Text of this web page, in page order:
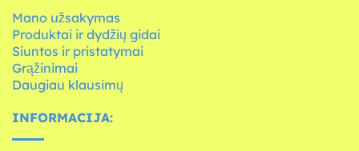
Mano užsakymas
Produktai ir dydžių gidai
Siuntos ir pristatymai
Grąžinimai
Daugiau klausimų
INFORMACIJA: